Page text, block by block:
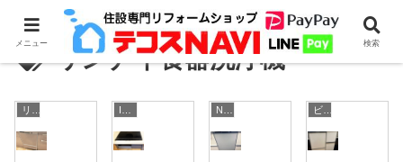
リンナイ食器洗浄機
メニュー 検索